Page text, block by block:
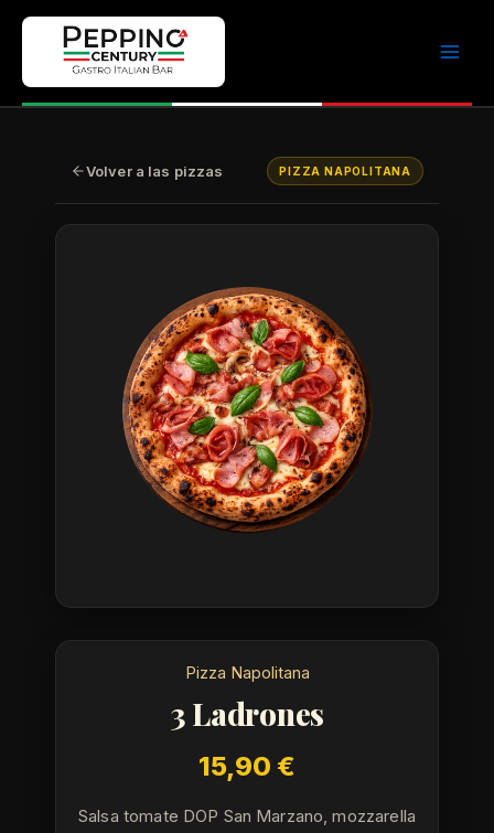
contenido
Volver a las pizzas PIZZA NAPOLITANA
Pizza Napolitana
3 Ladrones
15,90 €
Salsa tomate DOP San Marzano, mozzarella